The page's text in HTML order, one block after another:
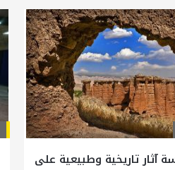
آثار تاريخية وطبيعية على